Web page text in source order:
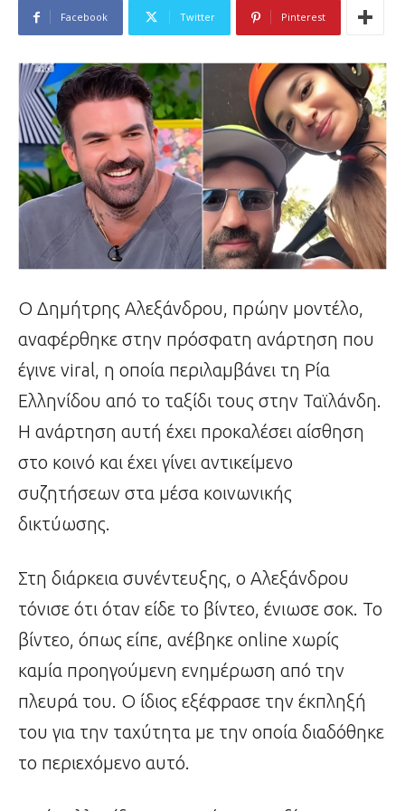
Facebook Twitter Pinterest
Ο Δημήτρης Αλεξάνδρου, πρώην μοντέλο,
αναφέρθηκε στην πρόσφατη ανάρτηση που
έγινε viral, η οποία περιλαμβάνει τη Ρία
Ελληνίδου από το ταξίδι τους στην Ταϊλάνδη.
Η ανάρτηση αυτή έχει προκαλέσει αίσθηση
στο κοινό και έχει γίνει αντικείμενο
συζητήσεων στα μέσα κοινωνικής
δικτύωσης.
Στη διάρκεια συνέντευξης, ο Αλεξάνδρου
τόνισε ότι όταν είδε το βίντεο, ένιωσε σοκ. Το
βίντεο, όπως είπε, ανέβηκε online χωρίς
καμία προηγούμενη ενημέρωση από την
πλευρά του. Ο ίδιος εξέφρασε την έκπληξή
του για την ταχύτητα με την οποία διαδόθηκε
το περιεχόμενο αυτό.